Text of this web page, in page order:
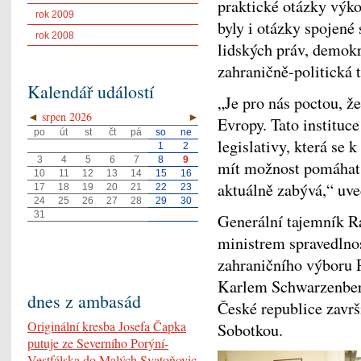
praktické otázky
byly i otázky spojené
lidských práv,
zahraničně-politická
„Je pro nás poctou,
Evropy. Tato
legislativy, která se
mít možnost
aktuálně zabývá,“
Generální tajemník
ministrem
zahraničního výboru
Karlem
České republice
Sobotkou.
rok 2009
rok 2008
Kalendář událostí
◄ ►
srpen 2026
po út st čt pá so
ne
1
2
3
4 5 6 7 8
9
10
11 12 13 14 15
16
17
18 19 20 21 22
23
24
25 26 27 28 29
30
31
dnes z ambasád
Originální kresba Josefa Čapka
putuje ze Severního Porýní-